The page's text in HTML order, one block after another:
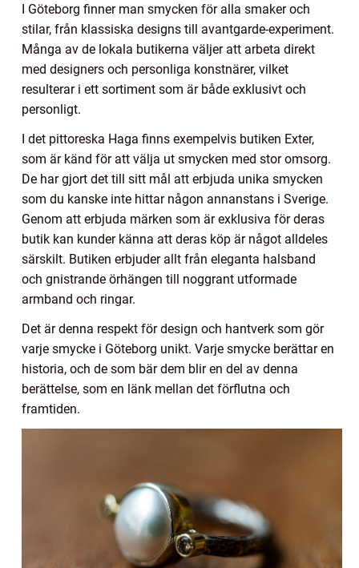
I Göteborg finner man smycken för alla smaker och
stilar, från klassiska designs till avantgarde-experiment.
Många av de lokala butikerna väljer att arbeta direkt
med designers och personliga konstnärer, vilket
resulterar i ett sortiment som är både exklusivt och
personligt.
I det pittoreska Haga finns exempelvis butiken Exter,
som är känd för att välja ut smycken med stor omsorg.
De har gjort det till sitt mål att erbjuda unika smycken
som du kanske inte hittar någon annanstans i Sverige.
Genom att erbjuda märken som är exklusiva för deras
butik kan kunder känna att deras köp är något alldeles
särskilt. Butiken erbjuder allt från eleganta halsband
och gnistrande örhängen till noggrant utformade
armband och ringar.
Det är denna respekt för design och hantverk som gör
varje smycke i Göteborg unikt. Varje smycke berättar en
historia, och de som bär dem blir en del av denna
berättelse, som en länk mellan det förflutna och
framtiden.